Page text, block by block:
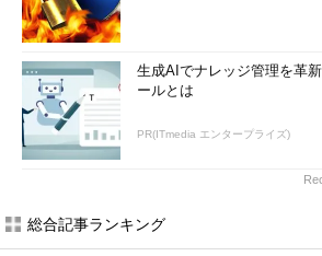
生成AIでナレッジ管理を革
ールとは
PR(ITmedia エンタープライズ)
総合記事ランキング